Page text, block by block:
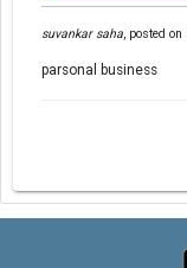
suvankar saha, posted on
parsonal business